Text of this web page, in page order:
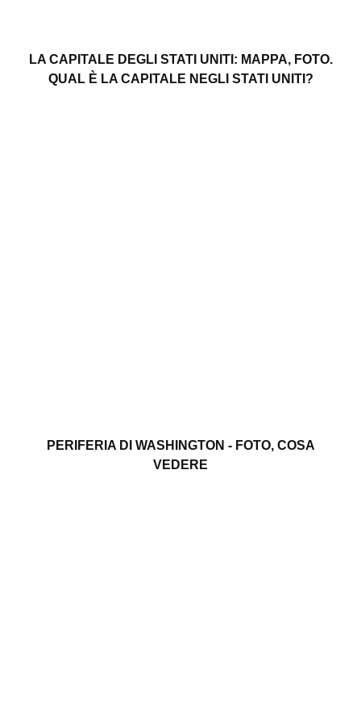
LA CAPITALE DEGLI STATI UNITI: MAPPA, FOTO.
QUAL È LA CAPITALE NEGLI STATI UNITI?
PERIFERIA DI WASHINGTON - FOTO, COSA
VEDERE